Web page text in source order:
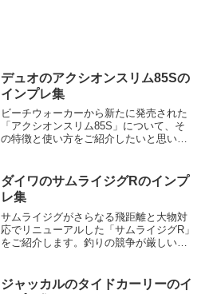
デュオのアクシオンスリム85Sの
インプレ集
ビーチウォーカーから新たに発売された
「アクシオンスリム85S」について、そ
の特徴と使い方をご紹介したいと思いま
魅力です。そしてその価格はなんと税込
みで¥2,035と、パ...
ダイワのサムライジグRのインプ
レ集
サムライジグがさらなる飛距離と大物対
応でリニューアルした「サムライジグR」
をご紹介します。釣りの競争が厳しい現
適性の両面で大きな進化を遂げました。
ジャッカルのタイドカーリーのイ